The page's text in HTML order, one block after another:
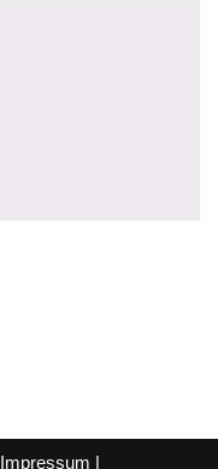
Impressum |